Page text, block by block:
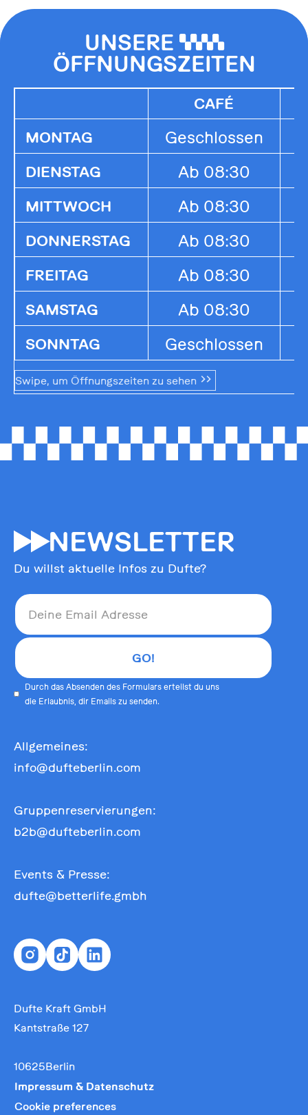
UNSERE 0000
ÖFFNUNGSZEITEN
CAFÉ
MONTAG Geschlossen
DIENSTAG Ab 08:30
MITTWOCH Ab 08:30
DONNERSTAG Ab 08:30
FREITAG Ab 08:30
SAMSTAG Ab 08:30
SONNTAG Geschlossen
Swipe, um Öffnungszeiten zu sehen
55NEWSLETTER
Du willst aktuelle Infos zu Dufte?
Durch das Absenden des Formulars erteilst du uns
die Erlaubnis, dir Emails zu senden.
Allgemeines:
info@dufteberlin.com
Gruppenreservierungen:
b2b@dufteberlin.com
Events & Presse:
dufte@betterlife.gmbh
Dufte Kraft GmbH
Kantstraße 127
10625Berlin
Impressum & Datenschutz
Cookie preferences